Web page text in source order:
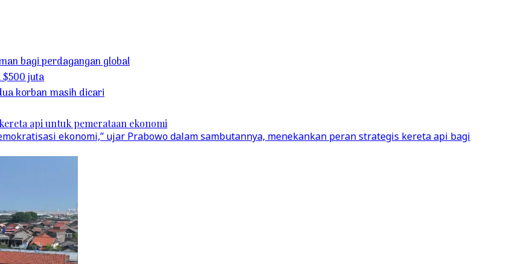
bagi perdagangan global
juta
korban masih dicari
api untuk pemerataan ekonomi
ekonomi,” ujar Prabowo dalam sambutannya, menekankan peran strategis kereta api bagi